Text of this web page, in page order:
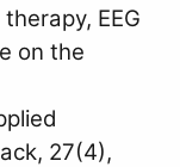
EEG
on the
27(4),